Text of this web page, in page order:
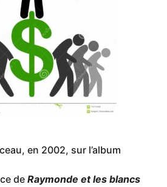
en 2002, sur l’album
de Raymonde et les blancs